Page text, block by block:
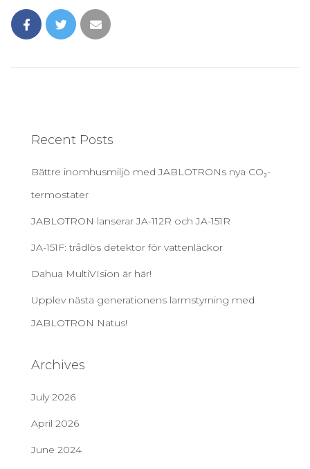
Recent Posts
Bättre inomhusmiljö med JABLOTRONs nya CO₂-
termostater
JABLOTRON lanserar JA-112R och JA-151R
JA-151F: trådlös detektor för vattenläckor
Dahua MultiVIsion är här!
Upplev nästa generationens larmstyrning med
JABLOTRON Natus!
Archives
July 2026
April 2026
June 2024